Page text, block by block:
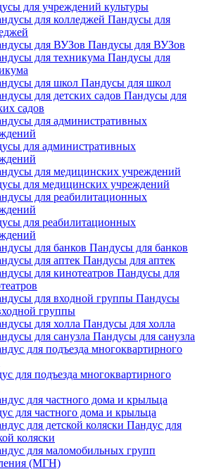
для учреждений культуры
Пандусы для
Пандусы для ВУЗов
Пандусы для
Пандусы для школ
Пандусы для
садов
для административных
для медицинских учреждений
для реабилитационных
Пандусы для банков
Пандусы для аптек
Пандусы для
Пандусы
группы
Пандусы для холла
Пандусы для санузла
для подъезда многоквартирного
для частного дома и крыльца
Пандус для
коляски